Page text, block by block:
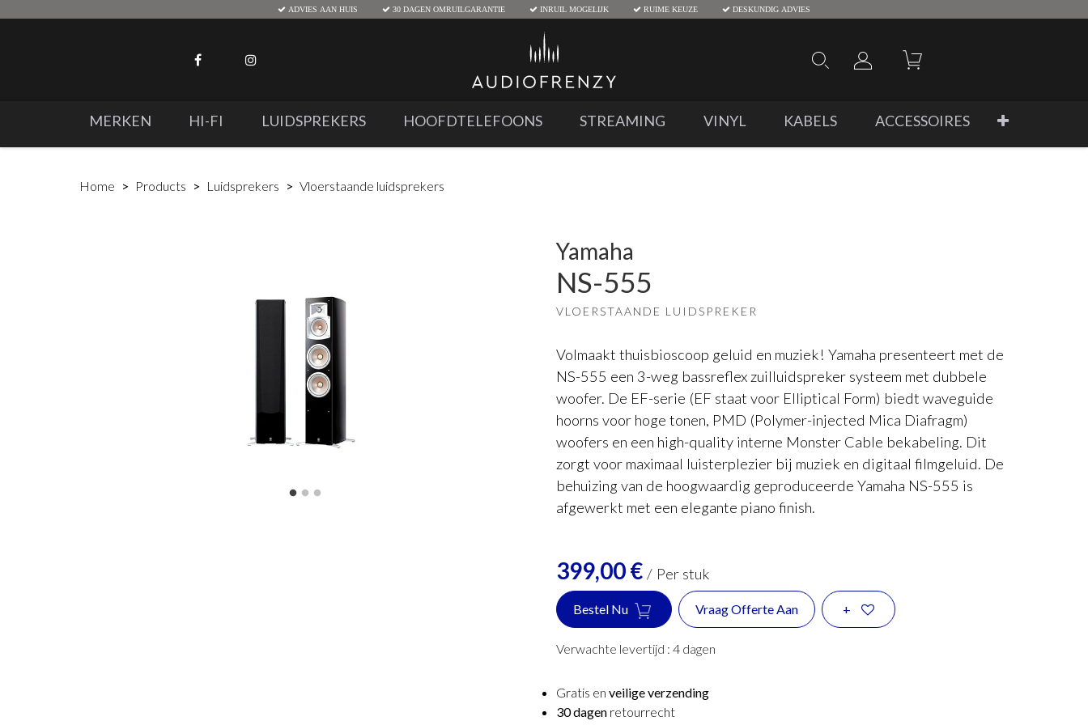
ADVIES AAN HUIS 30 DAGEN OMRUILGARANTIE INRUIL MOGELIJK RUIME KEUZE DESKUNDIG ADVIES
MERKEN HI-FI LUIDSPREKERS HOOFDTELEFOONS STREAMING VINYL KABELS ACCESSOIRES
Home Products Luidsprekers Vloerstaande luidsprekers
Yamaha
NS-555
VLOERSTAANDE LUIDSPREKER
Volmaakt thuisbioscoop geluid en muziek! Yamaha presenteert met de
NS-555 een 3-weg bassreflex zuilluidspreker systeem met dubbele
woofer. De EF-serie (EF staat voor Elliptical Form) biedt waveguide
hoorns voor hoge tonen, PMD (Polymer-injected Mica Diafragm)
woofers en een high-quality interne Monster Cable bekabeling. Dit
zorgt voor maximaal luisterplezier bij muziek en digitaal filmgeluid. De
behuizing van de hoogwaardig geproduceerde Yamaha NS-555 is
afgewerkt met een elegante piano finish.
399,00€ / Per stuk
Bestel Nu Vraag Offerte Aan +
Verwachte levertijd : 4 dagen
Gratis en veilige verzending
30 dagen retourrecht